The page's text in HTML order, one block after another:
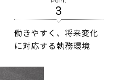
3
働きやすく、将来変化
に対応する執務環境